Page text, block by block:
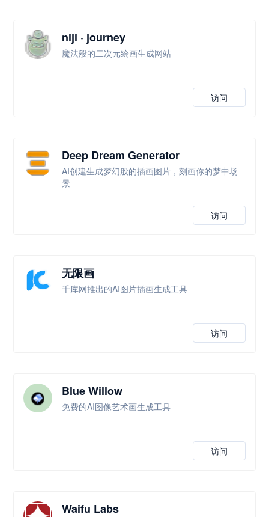
niji · journey
魔法般的二次元绘画生成网站
访问
Deep Dream Generator
AI创建生成梦幻般的插画图片，刻画你的梦中场
景
访问
无限画
千库网推出的AI图片插画生成工具
访问
Blue Willow
免费的AI图像艺术画生成工具
访问
Waifu Labs